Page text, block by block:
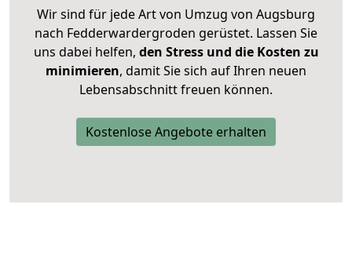
Wir sind für jede Art von Umzug von Augsburg
nach Fedderwardergroden gerüstet. Lassen Sie
uns dabei helfen, den Stress und die Kosten zu
minimieren, damit Sie sich auf Ihren neuen
Lebensabschnitt freuen können.
Kostenlose Angebote erhalten